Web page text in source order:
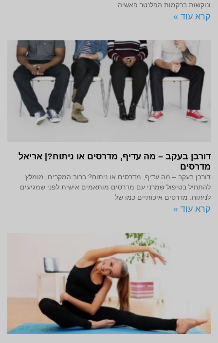
ונוקשות ברקמות הפלנטר פאשיה.
קרא עוד »
דורבן בעקב – מה עדיף, מדרסים או ניתוח?| אריאל
מדרסים
דורבן בעקב – מה עדיף, מדרסים או ניתוח? ברוב המקרים, מומלץ
להתחיל בטיפול שמרני עם מדרסים מותאמים אישית לפני שמגיעים
לניתוח. מדרסים איכותיים כמו של
קרא עוד »